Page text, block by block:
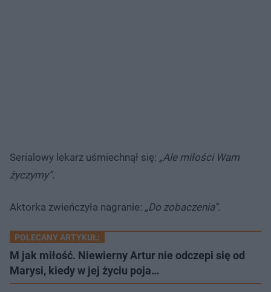
Serialowy lekarz uśmiechnął się: „Ale miłości Wam
życzymy”.
Aktorka zwieńczyła nagranie: „Do zobaczenia”.
POLECANY ARTYKUŁ:
M jak miłość. Niewierny Artur nie odczepi się od
Marysi, kiedy w jej życiu poja…